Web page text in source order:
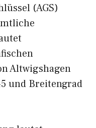
(AGS)
Altwigshagen
und Breitengrad